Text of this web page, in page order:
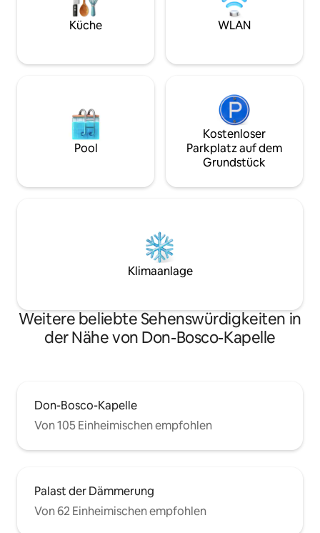
andere Cottages
Du musst 3 km
Straße fahren.
Küche WLAN
Pool
Kostenloser
Parkplatz auf dem
Grundstück
Klimaanlage
Weitere beliebte Sehenswürdigkeiten in
der Nähe von Don-Bosco-Kapelle
Don-Bosco-Kapelle
Von 105 Einheimischen empfohlen
Palast der Dämmerung
Von 62 Einheimischen empfohlen